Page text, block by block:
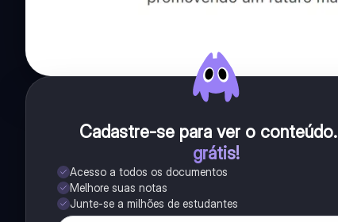
Cadastre-se para ver o conteúdo.
grátis!
Acesso a todos os documentos
Melhore suas notas
Junte-se a milhões de estudantes